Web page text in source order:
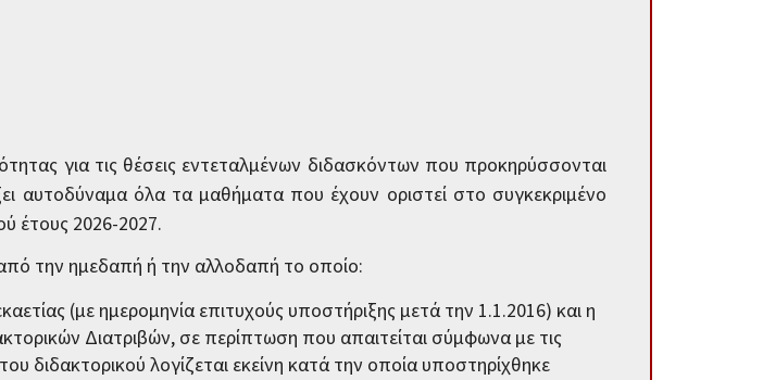
για τις θέσεις εντεταλμένων διδασκόντων που προκηρύσσονται
αυτοδύναμα όλα τα μαθήματα που έχουν οριστεί στο συγκεκριμένο
έτους 2026-2027.
την ημεδαπή ή την αλλοδαπή το οποίο:
(με ημερομηνία επιτυχούς υποστήριξης μετά την 1.1.2016) και η
Διατριβών, σε περίπτωση που απαιτείται σύμφωνα με τις
διδακτορικού λογίζεται εκείνη κατά την οποία υποστηρίχθηκε